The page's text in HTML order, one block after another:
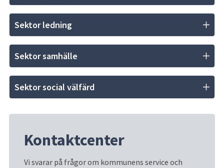
Sektor ledning
Sektor samhälle
Sektor social välfärd
Kontaktcenter
Vi svarar på frågor om kommunens service och